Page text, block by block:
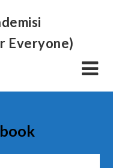
Everyone)